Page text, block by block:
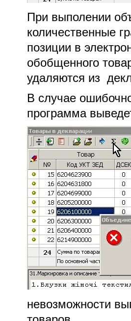
При выполении
количественные
позиции в
обобщенного
удаляются из
В случае
программа
невозможности